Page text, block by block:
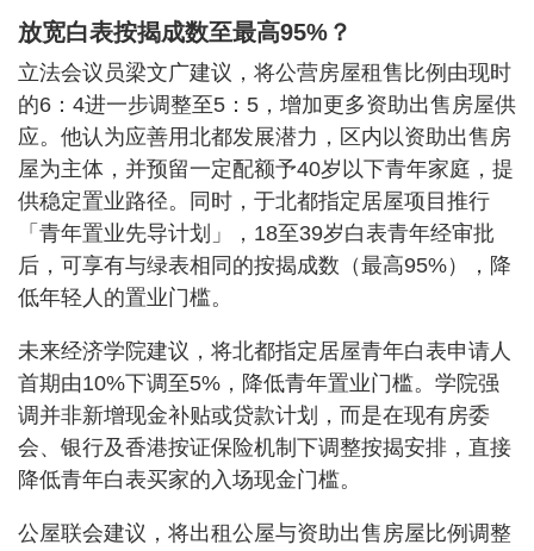
放宽白表按揭成数至最高95%？
立法会议员梁文广建议，将公营房屋租售比例由现时
的6：4进一步调整至5：5，增加更多资助出售房屋供
应。他认为应善用北都发展潜力，区内以资助出售房
屋为主体，并预留一定配额予40岁以下青年家庭，提
供稳定置业路径。同时，于北都指定居屋项目推行
「青年置业先导计划」，18至39岁白表青年经审批
后，可享有与绿表相同的按揭成数（最高95%），降
低年轻人的置业门槛。
未来经济学院建议，将北都指定居屋青年白表申请人
首期由10%下调至5%，降低青年置业门槛。学院强
调并非新增现金补贴或贷款计划，而是在现有房委
会、银行及香港按证保险机制下调整按揭安排，直接
降低青年白表买家的入场现金门槛。
公屋联会建议，将出租公屋与资助出售房屋比例调整